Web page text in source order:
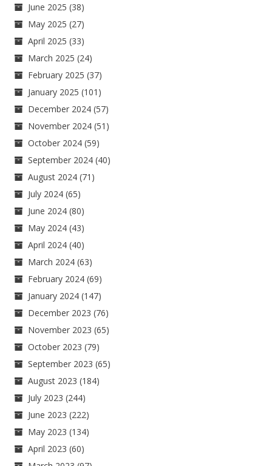
June 2025 (38)
May 2025 (27)
April 2025 (33)
March 2025 (24)
February 2025 (37)
January 2025 (101)
December 2024 (57)
November 2024 (51)
October 2024 (59)
September 2024 (40)
August 2024 (71)
July 2024 (65)
June 2024 (80)
May 2024 (43)
April 2024 (40)
March 2024 (63)
February 2024 (69)
January 2024 (147)
December 2023 (76)
November 2023 (65)
October 2023 (79)
September 2023 (65)
August 2023 (184)
July 2023 (244)
June 2023 (222)
May 2023 (134)
April 2023 (60)